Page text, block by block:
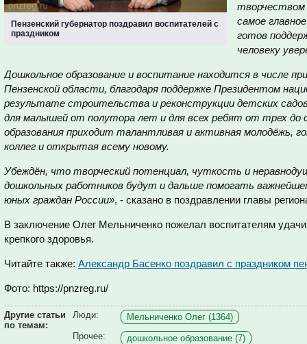
Пензенский губернатор поздравил воспитателей с
праздником
самое
готов
человеку
Дошкольное образование и воспитание находится в числе
Пензенской области, благодаря поддержке Президентом
результате строительства и реконструкции детских
для малышей от полутора лет и для всех ребят от трех до
образования приходит талантливая и активная молодёжь,
коллег и открытая всему новому.
Убеждён, что творческий потенциал, чуткость и
дошкольных работников будут и дальше помогать
юных граждан России», - сказано в поздравлении главы
В заключение Олег Мельниченко пожелал воспитателям
крепкого здоровья.
Читайте также: Александр Басенко поздравил с праздником
Фото: https://pnzreg.ru/
Другие статьи
по темам:
Люди:
Мельниченко Олег (1364)
Прочее:
дошкольное образование (7)